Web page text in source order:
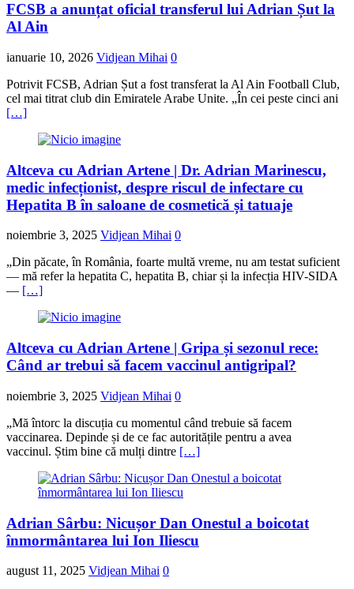
FCSB a anunțat oficial transferul lui Adrian Șut la
Al Ain
ianuarie 10, 2026 Vidjean Mihai 0
Potrivit FCSB, Adrian Șut a fost transferat la Al Ain Football Club,
cel mai titrat club din Emiratele Arabe Unite. „În cei peste cinci ani
[…]
Altceva cu Adrian Artene | Dr. Adrian Marinescu,
medic infecționist, despre riscul de infectare cu
Hepatita B în saloane de cosmetică și tatuaje
noiembrie 3, 2025 Vidjean Mihai 0
„Din păcate, în România, foarte multă vreme, nu am testat suficient
— mă refer la hepatita C, hepatita B, chiar și la infecția HIV-SIDA
— […]
Altceva cu Adrian Artene | Gripa și sezonul rece:
Când ar trebui să facem vaccinul antigripal?
noiembrie 3, 2025 Vidjean Mihai 0
„Mă întorc la discuția cu momentul când trebuie să facem
vaccinarea. Depinde și de ce fac autoritățile pentru a avea
vaccinul. Știm bine că mulți dintre […]
Adrian Sârbu: Nicușor Dan Onestul a boicotat
înmormântarea lui Ion Iliescu
august 11, 2025 Vidjean Mihai 0